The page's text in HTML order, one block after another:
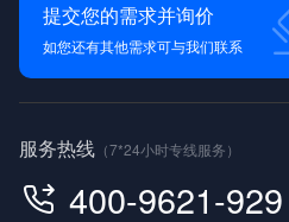
提交您的需求并询价
如您还有其他需求可与我们联系
服务热线 （7*24小时专线服务）
400-9621-929